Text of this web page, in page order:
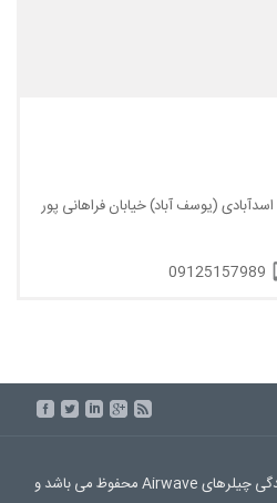
(یوسف آباد) خیابان فراهانی پور
09125157989
تمامی حقوق این سایت نزد نمایندگی چیلرهای Airwave محفوظ می باشد و